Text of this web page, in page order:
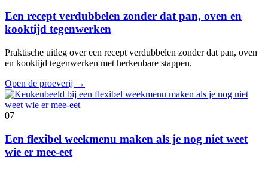
Een recept verdubbelen zonder dat pan, oven en
kooktijd tegenwerken
Praktische uitleg over een recept verdubbelen zonder dat pan, oven
en kooktijd tegenwerken met herkenbare stappen.
Open de proeverij →
07
Een flexibel weekmenu maken als je nog niet weet
wie er mee-eet